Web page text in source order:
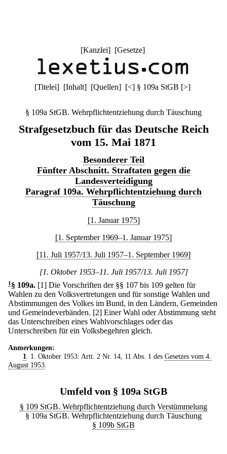
[Kanzlei] [Gesetze]
[Titelei] [Inhalt] [Quellen] [<] § 109a StGB [>]
§ 109a StGB. Wehrpflichtentziehung durch Täuschung
Strafgesetzbuch für das Deutsche Reich
vom 15. Mai 1871
Besonderer Teil
Fünfter Abschnitt. Straftaten gegen die
Landesverteidigung
Paragraf 109a. Wehrpflichtentziehung durch
Täuschung
[1. Januar 1975]
[1. September 1969–1. Januar 1975]
[11. Juli 1957/13. Juli 1957–1. September 1969]
[1. Oktober 1953–11. Juli 1957/13. Juli 1957]
1 § 109a. [1] Die Vorschriften der §§ 107 bis 109 gelten für
Wahlen zu den Volksvertretungen und für sonstige Wahlen und
Abstimmungen des Volkes im Bund, in den Ländern, Gemeinden
und Gemeindeverbänden. [2] Einer Wahl oder Abstimmung steht
das Unterschreiben eines Wahlvorschlages oder das
Unterschreiben für ein Volksbegehren gleich.
Anmerkungen:
1
. 1. Oktober 1953: Artt. 2 Nr. 14, 11 Abs. 1 des Gesetzes vom 4.
August 1953
Umfeld von § 109a StGB
§ 109 StGB. Wehrpflichtentziehung durch Verstümmelung
§ 109a StGB. Wehrpflichtentziehung durch Täuschung
§ 109b StGB